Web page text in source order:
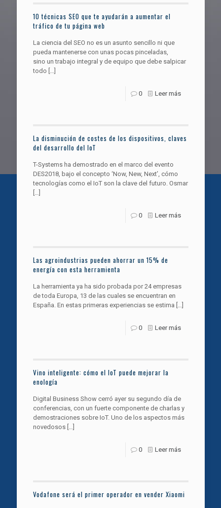
10 técnicas SEO que te ayudarán a aumentar el
tráfico de tu página web
La ciencia del SEO no es un asunto sencillo ni que
pueda mantenerse con unas pocas pinceladas,
sino un trabajo integral y de equipo que debe salpicar
todo […]
0 Leer más
La disminución de costes de los dispositivos, claves
del desarrollo del IoT
T-Systems ha demostrado en el marco del evento
DES2018, bajo el concepto ‘Now, New, Next’, cómo
tecnologías como el IoT son la clave del futuro. Osmar
[…]
0 Leer más
Las agroindustrias pueden ahorrar un 15% de
energía con esta herramienta
La herramienta ya ha sido probada por 24 empresas
de toda Europa, 13 de las cuales se encuentran en
España. En estas primeras experiencias se estima […]
0 Leer más
Vino inteligente: cómo el IoT puede mejorar la
enología
Digital Business Show cerró ayer su segundo día de
conferencias, con un fuerte componente de charlas y
demostraciones sobre IoT. Uno de los aspectos más
novedosos[…]
0 Leer más
Vodafone será el primer operador en vender Xiaomi